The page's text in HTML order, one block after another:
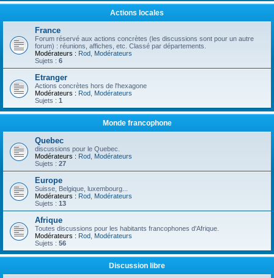
Actions locales
France
Forum réservé aux actions concrètes (les discussions sont pour un autre
forum) : réunions, affiches, etc. Classé par départements.
Modérateurs : Rod Modérateurs
Sujets : 6
Etranger
Actions concrètes hors de l'hexagone
Modérateurs : Rod Modérateurs
Sujets : 1
Monde francophone
Quebec
discussions pour le Quebec.
Modérateurs : Rod Modérateurs
Sujets : 27
Europe
Suisse, Belgique, luxembourg...
Modérateurs : Rod Modérateurs
Sujets : 13
Afrique
Toutes discussions pour les habitants francophones d'Afrique.
Modérateurs : Rod Modérateurs
Sujets : 56
Discussion libre